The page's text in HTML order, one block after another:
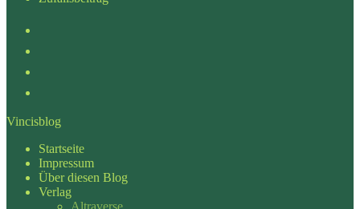
Vincisblog
Startseite
Impressum
Über diesen Blog
Verlag
Altraverse